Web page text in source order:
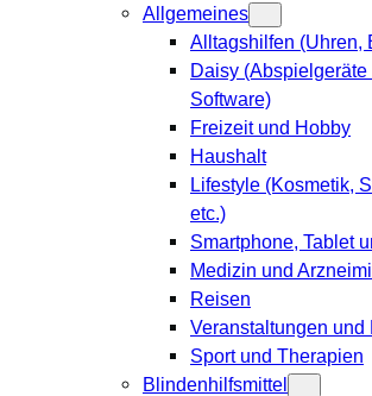
Allgemeines
Alltagshilfen (Uhren,
Daisy (Abspielgeräte
Software)
Freizeit und Hobby
Haushalt
Lifestyle (Kosmetik,
etc.)
Smartphone, Tablet
Medizin und
Reisen
Veranstaltungen und
Sport und Therapien
Blindenhilfsmittel